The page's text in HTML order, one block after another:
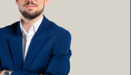
À propos
Nos experts
Contacter